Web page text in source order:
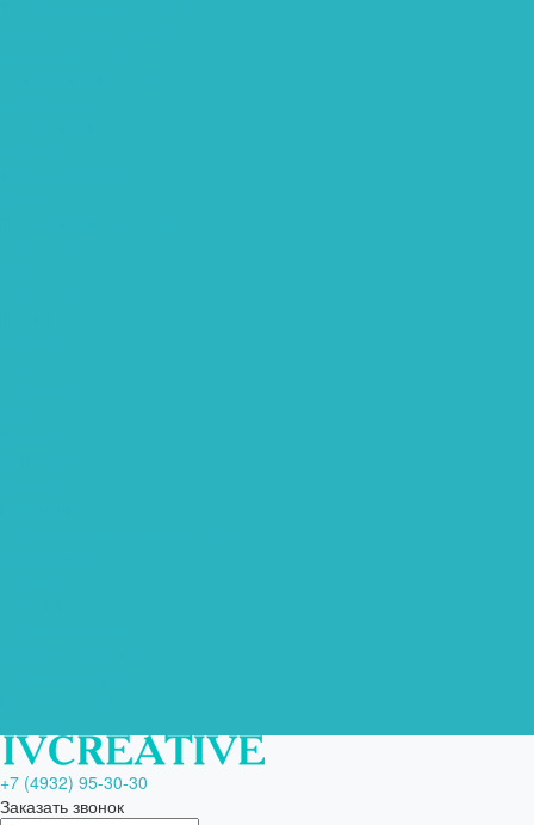
+7 (4932) 95-30-30
Заказать звонок